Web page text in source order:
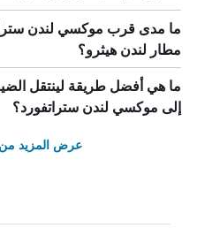
ما مدى قرب موكسي لندن
مطار لندن هيثرو؟
ما هي أفضل طريقة لينتقل
إلى موكسي لندن ستراتفورد؟
عرض المزيد من